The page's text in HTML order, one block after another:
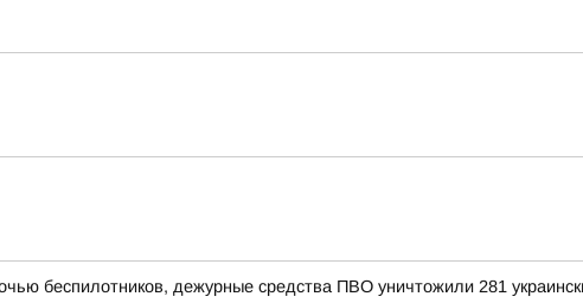
беспилотников, дежурные средства ПВО уничтожили 281